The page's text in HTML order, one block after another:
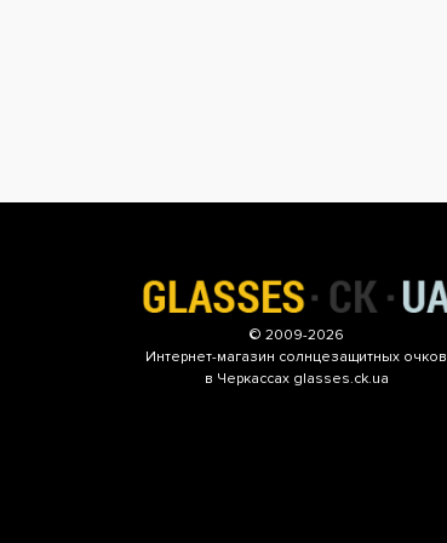
© 2009-2026
Интернет-магазин солнцезащитных очков
в Черкассах glasses.ck.ua